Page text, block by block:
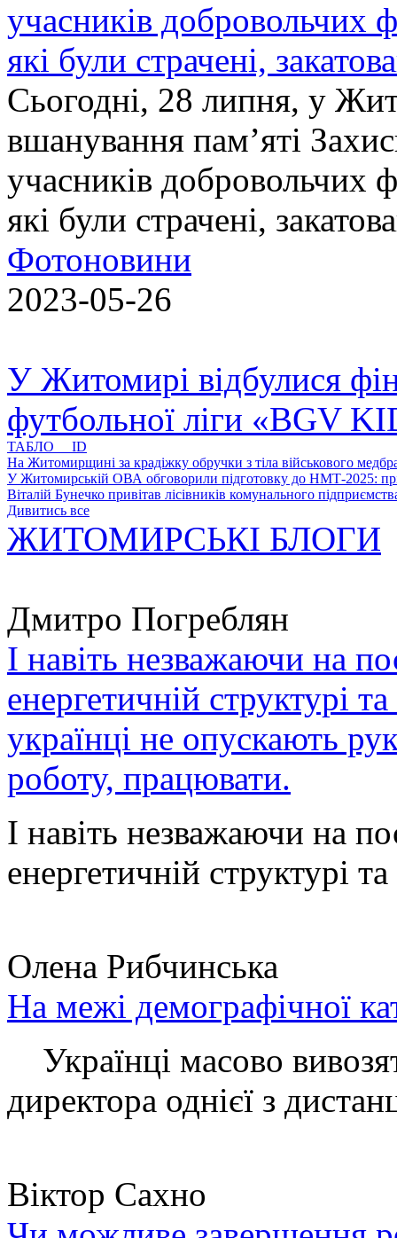
учасників добровольчих
які були страчені,
Сьогодні, 28 липня, у
вшанування пам’яті
учасників добровольчих
які були страчені,
Фотоновини
2023-05-26
У Житомирі відбулися
футбольної ліги «BGV
ТАБЛО ID
На Житомирщині за крадіжку обручки з тіла військового
У Житомирській ОВА обговорили підготовку до НМТ-2025:
Віталій Бунечко привітав лісівників комунального
Дивитись все
ЖИТОМИРСЬКІ БЛОГИ
Дмитро Погреблян
І навіть незважаючи на
енергетичній структурі
українці не опускають
роботу, працювати.
І навіть незважаючи на
енергетичній структурі
Олена Рибчинська
На межі демографічної
Українці масово
директора однієї з
Віктор Сахно